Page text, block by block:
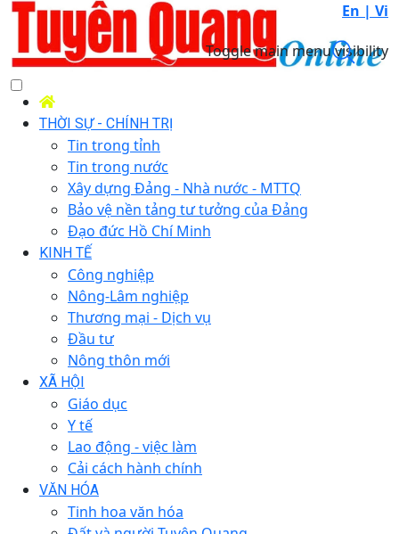
En | Vi
Toggle main menu visibility
THỜI SỰ - CHÍNH TRỊ
Tin trong tỉnh
Tin trong nước
Xây dựng Đảng - Nhà nước - MTTQ
Bảo vệ nền tảng tư tưởng của Đảng
Đạo đức Hồ Chí Minh
KINH TẾ
Công nghiệp
Nông-Lâm nghiệp
Thương mại - Dịch vụ
Đầu tư
Nông thôn mới
XÃ HỘI
Giáo dục
Y tế
Lao động - việc làm
Cải cách hành chính
VĂN HÓA
Tinh hoa văn hóa